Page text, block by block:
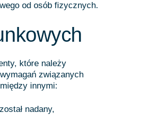
od osób fizycznych.
które należy
związanych
innymi:
nadany,